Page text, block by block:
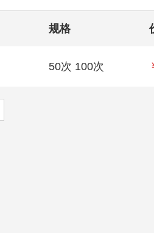
规格
50次 100次